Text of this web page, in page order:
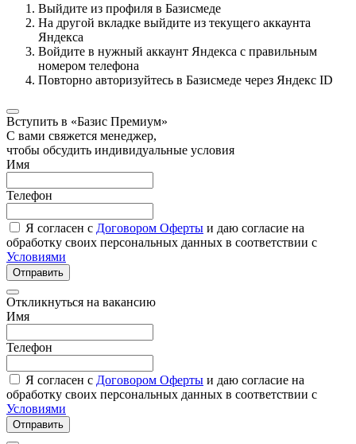
Выйдите из профиля в Базисмеде
На другой вкладке выйдите из текущего аккаунта
Яндекса
Войдите в нужный аккаунт Яндекса с правильным
номером телефона
Повторно авторизуйтесь в Базисмеде через Яндекс ID
Вступить в «Базис Премиум»
С вами свяжется менеджер,
чтобы обсудить индивидуальные условия
Имя
Телефон
Я согласен с Договором Оферты и даю согласие на
обработку своих персональных данных в соответствии с
Условиями
Отправить
Откликнуться на вакансию
Имя
Телефон
Я согласен с Договором Оферты и даю согласие на
обработку своих персональных данных в соответствии с
Условиями
Отправить